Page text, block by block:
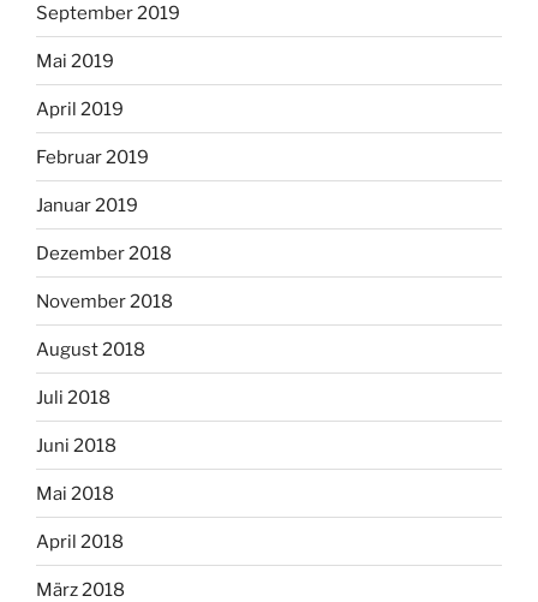
September 2019
Mai 2019
April 2019
Februar 2019
Januar 2019
Dezember 2018
November 2018
August 2018
Juli 2018
Juni 2018
Mai 2018
April 2018
März 2018